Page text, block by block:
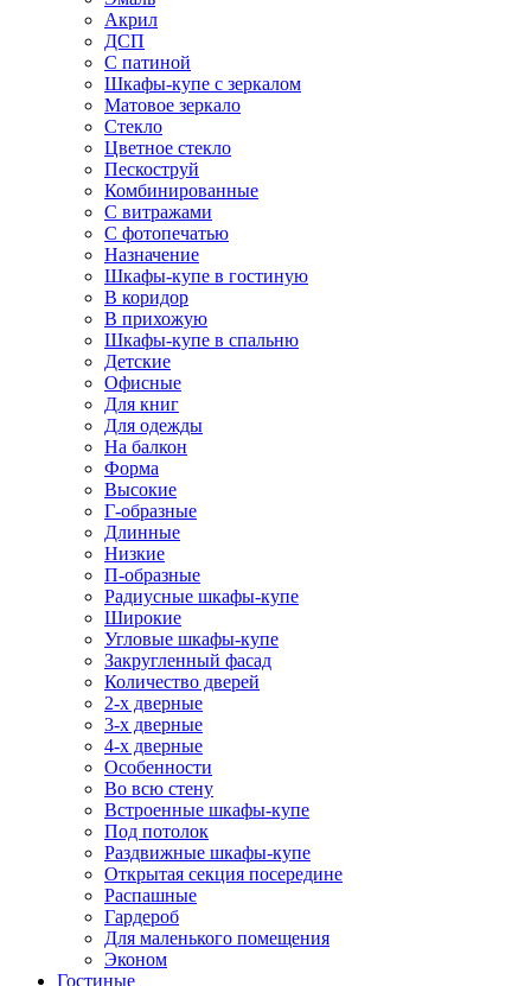
Акрил
ДСП
С патиной
Шкафы-купе с зеркалом
Матовое зеркало
Стекло
Цветное стекло
Пескоструй
Комбинированные
С витражами
С фотопечатью
Назначение
Шкафы-купе в гостиную
В коридор
В прихожую
Шкафы-купе в спальню
Детские
Офисные
Для книг
Для одежды
На балкон
Форма
Высокие
Г-образные
Длинные
Низкие
П-образные
Радиусные шкафы-купе
Широкие
Угловые шкафы-купе
Закругленный фасад
Количество дверей
2-х дверные
3-х дверные
4-х дверные
Особенности
Во всю стену
Встроенные шкафы-купе
Под потолок
Раздвижные шкафы-купе
Открытая секция посередине
Распашные
Гардероб
Для маленького помещения
Эконом
Гостиные